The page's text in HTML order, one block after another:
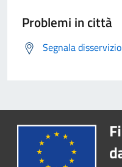
Problemi in città
Segnala disservizio